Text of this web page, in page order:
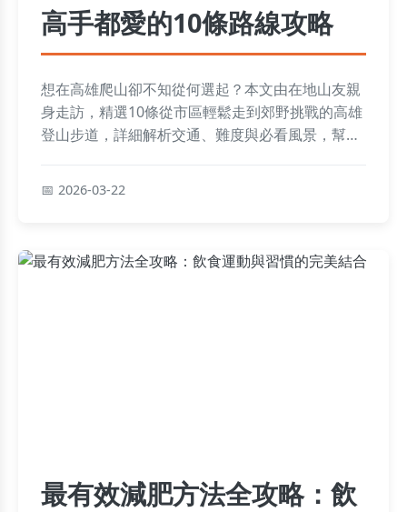
高手都愛的10條路線攻略
想在高雄爬山卻不知從何選起？本文由在地山友親
身走訪，精選10條從市區輕鬆走到郊野挑戰的高雄
登山步道，詳細解析交通、難度與必看風景，幫你
2026-03-22
最有效減肥方法全攻略：飲